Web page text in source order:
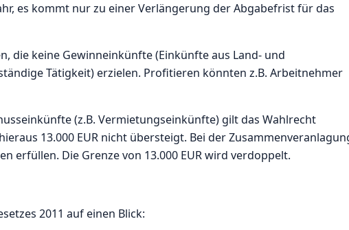
es kommt nur zu einer Verlängerung der Abgabefrist für das
die keine Gewinneinkünfte (Einkünfte aus Land- und
Tätigkeit) erzielen. Profitieren könnten z.B. Arbeitnehmer
(z.B. Vermietungseinkünfte) gilt das Wahlrecht
13.000 EUR nicht übersteigt. Bei der
erfüllen. Die Grenze von 13.000 EUR wird verdoppelt.
2011 auf einen Blick: